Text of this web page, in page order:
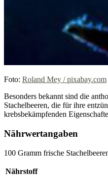
Foto: Roland Mey / pixabay.com
Besonders bekannt sind die
Stachelbeeren, die für ihre
krebsbekämpfenden
Nährwertangaben
100 Gramm frische
Nährstoff